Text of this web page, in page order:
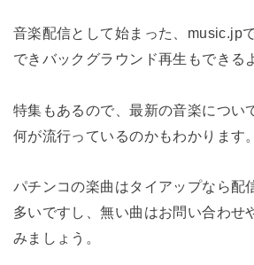
音楽配信として始まった、music.jp
できバックグラウンド再生もできる
特集もあるので、最新の音楽につい
何が流行っているのかもわかります。
パチンコの楽曲はタイアップなら配
多いですし、無い曲はお問い合わせ
みましょう。